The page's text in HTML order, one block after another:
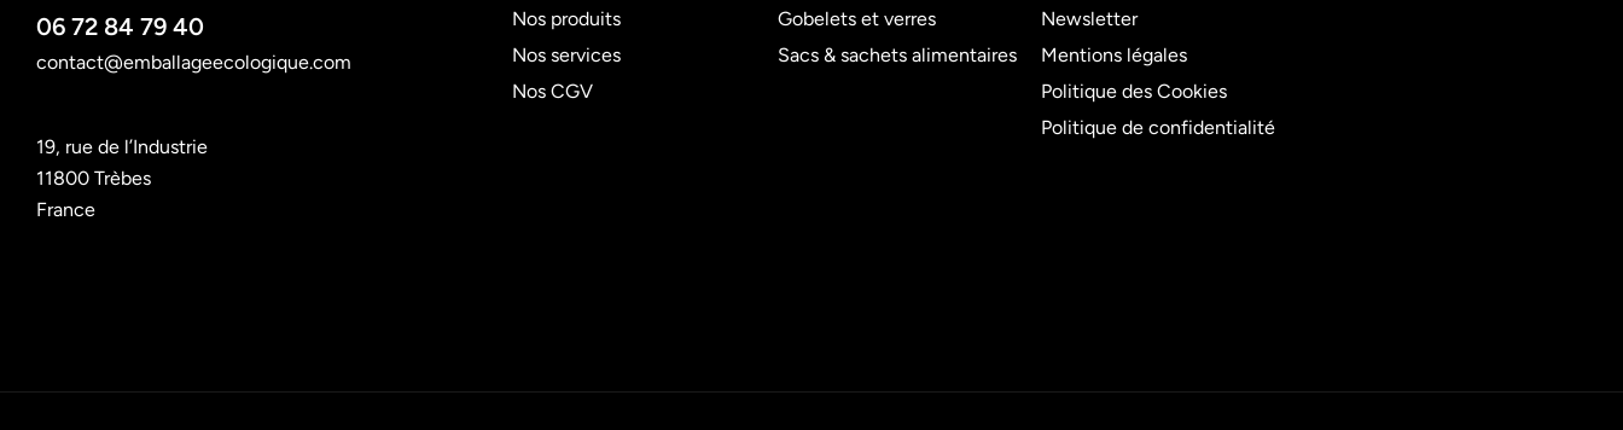
06 72 84 79 40
contact@emballageecologique.com
19, rue de l’Industrie
11800 Trèbes
France
Nos produits
Nos services
Nos CGV
Gobelets et verres
Sacs & sachets alimentaires
Newsletter
Mentions légales
Politique des Cookies
Politique de confidentialité